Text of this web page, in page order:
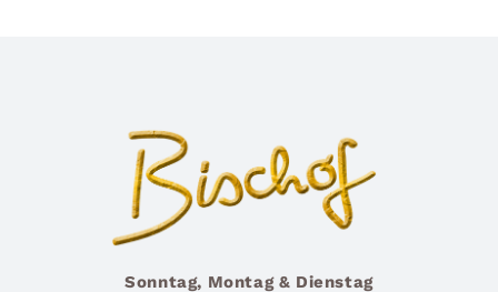
Sonntag, Montag & Dienstag